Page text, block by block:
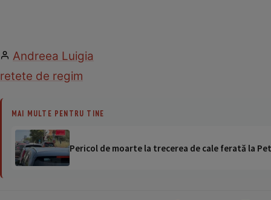
Andreea Luigia
retete de regim
MAI MULTE PENTRU TINE
Pericol de moarte la trecerea de cale ferată la